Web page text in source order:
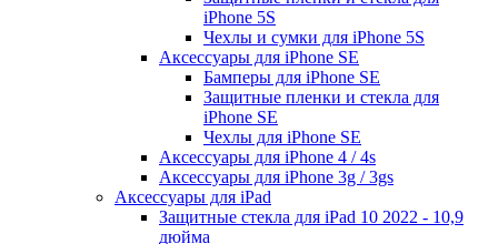
iPhone 5S
Чехлы и сумки для iPhone 5S
Аксессуары для iPhone SE
Бамперы для iPhone SE
Защитные пленки и стекла для
iPhone SE
Чехлы для iPhone SE
Аксессуары для iPhone 4 / 4s
Аксессуары для iPhone 3g / 3gs
Аксессуары для iPad
Защитные стекла для iPad 10 2022 - 10,9
дюйма